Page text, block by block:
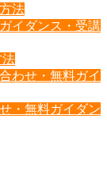
法
イダンス・受講
法
わせ・無料ガイ
・無料ガイダン